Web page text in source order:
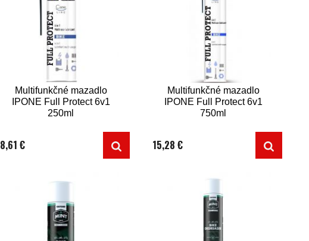
Multifunkčné mazadlo
IPONE Full Protect 6v1
250ml
8,61 €
Multifunkčné mazadlo
IPONE Full Protect 6v1
750ml
15,28 €